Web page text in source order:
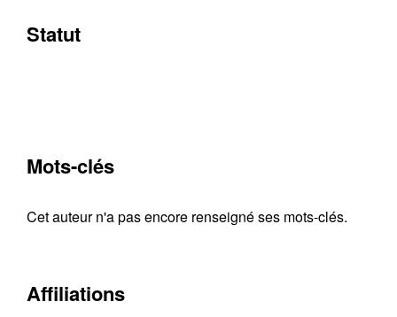
Statut
Mots-clés
Cet auteur n'a pas encore renseigné ses mots-clés.
Affiliations
Contacter